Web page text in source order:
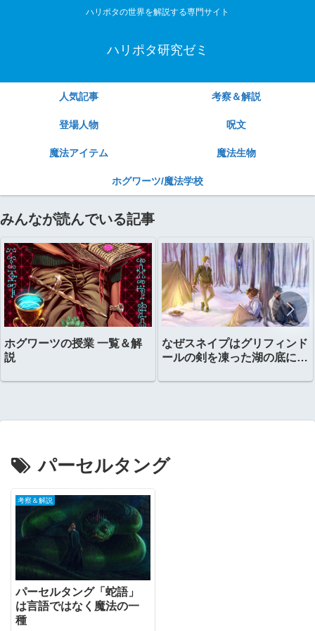
ハリポタの世界を解説する専門サイト
ハリポタ研究ゼミ
人気記事 考察＆解説
登場人物 呪文
魔法アイテム 魔法生物
ホグワーツ/魔法学校
みんなが読んでいる記事
ホグワーツの授業 一覧＆解
説
なぜスネイプはグリフィンド
ールの剣を凍った湖の底に置
パーセルタング
考察＆解説
パーセルタング「蛇語」
は言語ではなく魔法の一
種